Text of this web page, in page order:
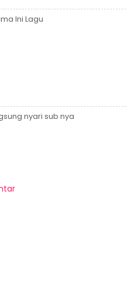
Ini Lagu
nyari sub nya